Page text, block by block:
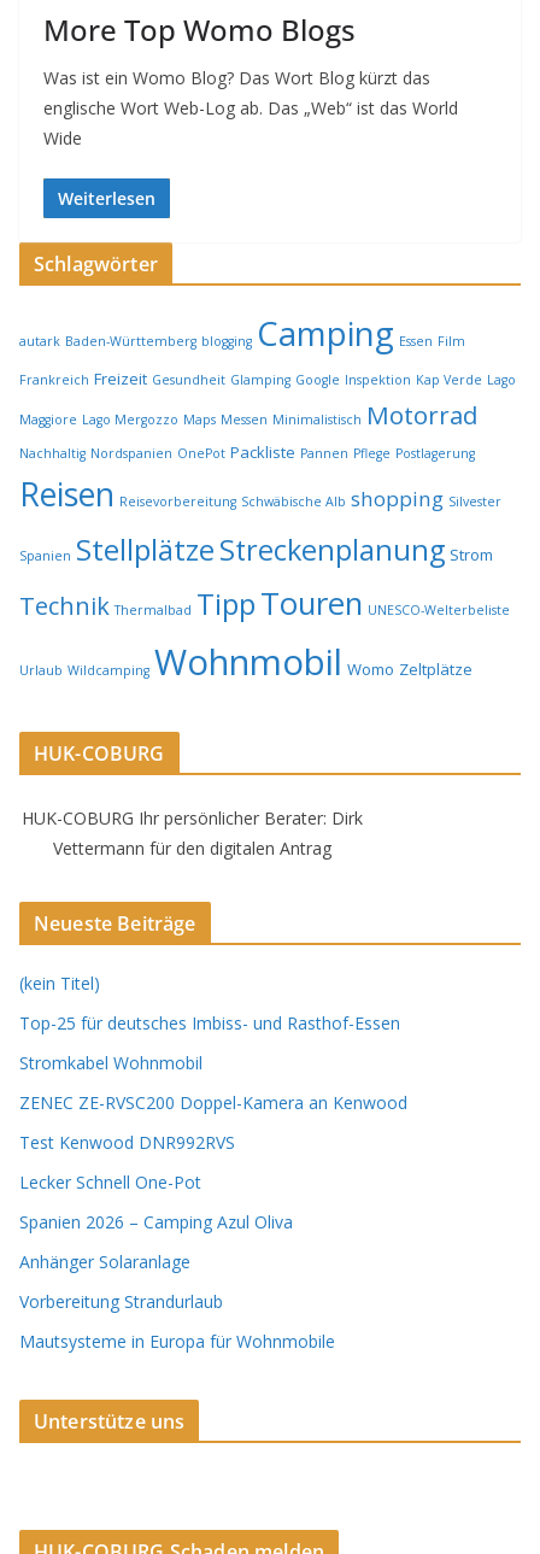
More Top Womo Blogs
Was ist ein Womo Blog? Das Wort Blog kürzt das
englische Wort Web-Log ab. Das „Web“ ist das World
Wide
Weiterlesen
Schlagwörter
autark Baden-Württemberg blogging Camping Essen Film
Frankreich Freizeit Gesundheit Glamping Google Inspektion Kap Verde Lago
Maggiore Lago Mergozzo Maps Messen Minimalistisch Motorrad
Nachhaltig Nordspanien OnePot Packliste Pannen Pflege Postlagerung
Reisen Reisevorbereitung Schwäbische Alb shopping Silvester
Spanien StellplätzeStreckenplanung Strom
Technik Thermalbad TippTouren UNESCO-Welterbeliste
Urlaub Wildcamping Wohnmobil Womo Zeltplätze
HUK-COBURG
HUK-COBURG Ihr persönlicher Berater: Dirk
Vettermann für den digitalen Antrag
Neueste Beiträge
(kein Titel)
Top-25 für deutsches Imbiss- und Rasthof-Essen
Stromkabel Wohnmobil
ZENEC ZE-RVSC200 Doppel-Kamera an Kenwood
Test Kenwood DNR992RVS
Lecker Schnell One-Pot
Spanien 2026 – Camping Azul Oliva
Anhänger Solaranlage
Vorbereitung Strandurlaub
Mautsysteme in Europa für Wohnmobile
Unterstütze uns